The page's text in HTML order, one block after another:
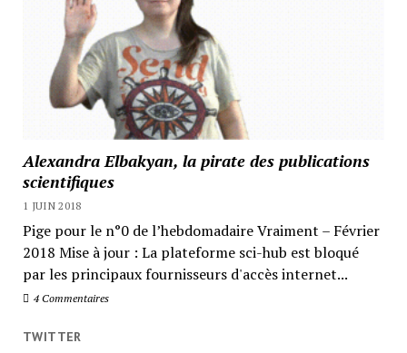
Alexandra Elbakyan, la pirate des publications
scientifiques
1 JUIN 2018
Pige pour le n°0 de l’hebdomadaire Vraiment – Février
2018 Mise à jour : La plateforme sci-hub est bloqué
par les principaux fournisseurs d'accès internet...
4 Commentaires
TWITTER